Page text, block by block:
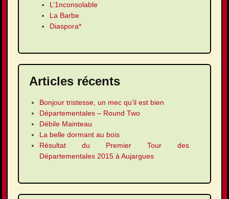
L’1nconsolable
La Barbe
Diaspora*
Articles récents
Bonjour tristesse, un mec qu’il est bien
Départementales – Round Two
Débile Mainteau
La belle dormant au bois
Résultat du Premier Tour des
Départementales 2015 à Aujargues